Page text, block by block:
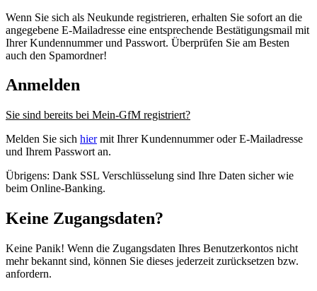
Wenn Sie sich als Neukunde registrieren, erhalten Sie sofort an die
angegebene E-Mailadresse eine entsprechende Bestätigungsmail mit
Ihrer Kundennummer und Passwort. Überprüfen Sie am Besten
auch den Spamordner!
Anmelden
Sie sind bereits bei Mein-GfM registriert?
Melden Sie sich hiermit Ihrer Kundennummer oder E-Mailadresse
und Ihrem Passwort an.
Übrigens: Dank SSL Verschlüsselung sind Ihre Daten sicher wie
beim Online-Banking.
Keine Zugangsdaten?
Keine Panik! Wenn die Zugangsdaten Ihres Benutzerkontos nicht
mehr bekannt sind, können Sie dieses jederzeit zurücksetzen bzw.
anfordern.